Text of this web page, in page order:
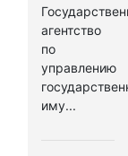
агентство
по
управлению
иму...